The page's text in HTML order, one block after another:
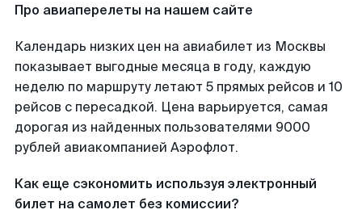
Про авиаперелеты на нашем сайте
Календарь низких цен на авиабилет из Москвы
показывает выгодные месяца в году, каждую
неделю по маршруту летают 5 прямых рейсов и 10
рейсов с пересадкой. Цена варьируется, самая
дорогая из найденных пользователями 9000
рублей авиакомпанией Аэрофлот.
Как еще сэкономить используя электронный
билет на самолет без комиссии?